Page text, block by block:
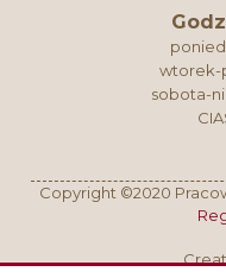
wtorek-
sobota-
Copyright ©2020